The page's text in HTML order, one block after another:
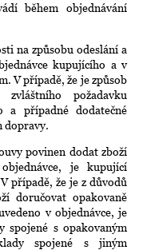
během objednávání
na způsobu odeslání a
kupujícího a v
V případě, že je způsob
požadavku
a případné dodatečné
dopravy.
povinen dodat zboží
je kupující
případě, že je z důvodů
doručovat opakovaně
v objednávce, je
spojené s opakovaným
spojené s jiným